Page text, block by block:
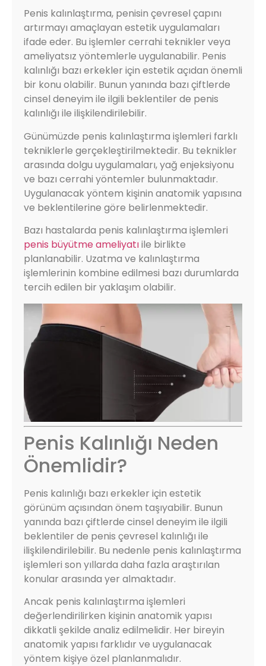
Penis kalınlaştırma, penisin çevresel çapını
artırmayı amaçlayan estetik uygulamaları
ifade eder. Bu işlemler cerrahi teknikler veya
ameliyatsız yöntemlerle uygulanabilir. Penis
kalınlığı bazı erkekler için estetik açıdan önemli
bir konu olabilir. Bunun yanında bazı çiftlerde
cinsel deneyim ile ilgili beklentiler de penis
kalınlığı ile ilişkilendirilebilir.
Günümüzde penis kalınlaştırma işlemleri farklı
tekniklerle gerçekleştirilmektedir. Bu teknikler
arasında dolgu uygulamaları, yağ enjeksiyonu
ve bazı cerrahi yöntemler bulunmaktadır.
Uygulanacak yöntem kişinin anatomik yapısına
ve beklentilerine göre belirlenmektedir.
Bazı hastalarda penis kalınlaştırma işlemleri
penis büyütme ameliyatıile birlikte
planlanabilir. Uzatma ve kalınlaştırma
işlemlerinin kombine edilmesi bazı durumlarda
tercih edilen bir yaklaşım olabilir.
Penis Kalınlığı Neden
Önemlidir?
Penis kalınlığı bazı erkekler için estetik
görünüm açısından önem taşıyabilir. Bunun
yanında bazı çiftlerde cinsel deneyim ile ilgili
beklentiler de penis çevresel kalınlığı ile
ilişkilendirilebilir. Bu nedenle penis kalınlaştırma
işlemleri son yıllarda daha fazla araştırılan
konular arasında yer almaktadır.
Ancak penis kalınlaştırma işlemleri
değerlendirilirken kişinin anatomik yapısı
dikkatli şekilde analiz edilmelidir. Her bireyin
anatomik yapısı farklıdır ve uygulanacak
yöntem kişiye özel planlanmalıdır.